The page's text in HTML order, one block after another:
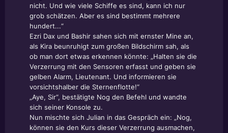
nicht. Und wie viele Schiffe es sind, kann ich nur
grob schätzen. Aber es sind bestimmt mehrere
hundert...“
Ezri Dax und Bashir sahen sich mit ernster Mine an,
als Kira beunruhigt zum großen Bildschirm sah, als
ob man dort etwas erkennen könnte: „Halten sie die
Verzerrung mit den Sensoren erfasst und geben sie
gelben Alarm, Lieutenant. Und informieren sie
vorsichtshalber die Sternenflotte!“
„Aye, Sir“, bestätigte Nog den Befehl und wandte
sich seiner Konsole zu.
Nun mischte sich Julian in das Gespräch ein: „Nog,
können sie den Kurs dieser Verzerrung ausmachen,